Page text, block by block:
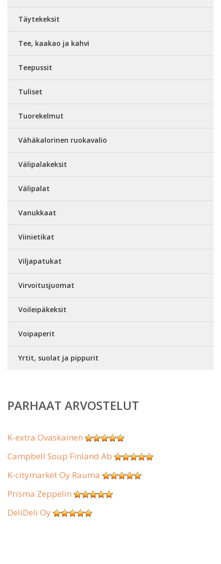
Täytekeksit
Tee, kaakao ja kahvi
Teepussit
Tuliset
Tuorekelmut
Vähäkalorinen ruokavalio
Välipalakeksit
Välipalat
Vanukkaat
Viinietikat
Viljapatukat
Virvoitusjuomat
Voileipäkeksit
Voipaperit
Yrtit, suolat ja pippurit
PARHAAT ARVOSTELUT
K-extra Ovaskainen
Campbell Soup Finland Ab
K-citymarket Oy Rauma
Prisma Zeppelin
DeliDeli Oy